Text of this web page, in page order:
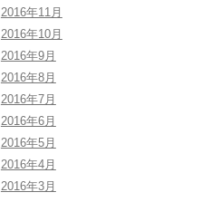
2016年11月
2016年10月
2016年9月
2016年8月
2016年7月
2016年6月
2016年5月
2016年4月
2016年3月